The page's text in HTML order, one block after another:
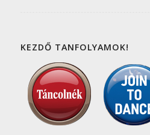
KEZDŐ TANFOLYAMOK!